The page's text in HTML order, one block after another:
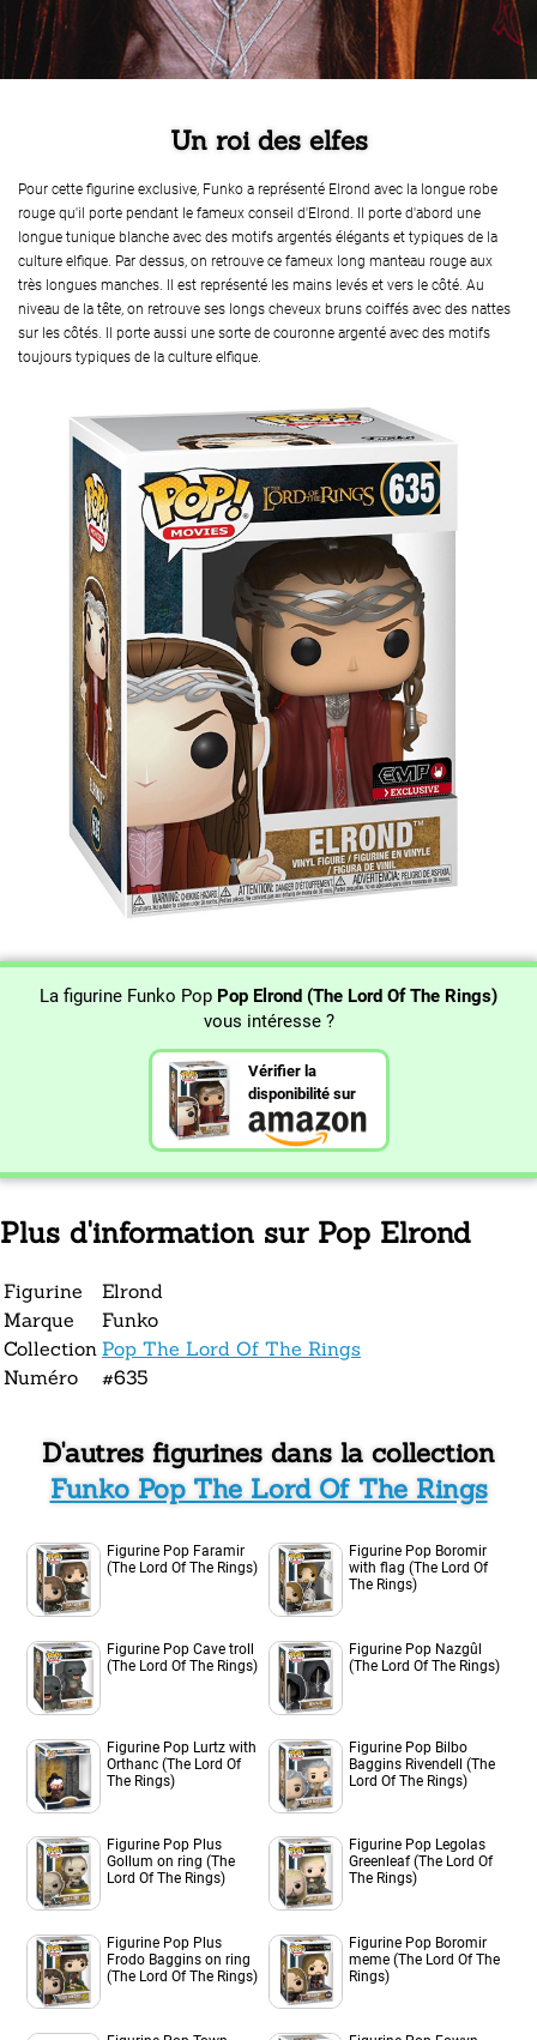
Un roi des elfes
Pour cette figurine exclusive, Funko a représenté Elrond avec la longue robe
rouge qu'il porte pendant le fameux conseil d'Elrond. Il porte d'abord une
longue tunique blanche avec des motifs argentés élégants et typiques de la
culture elfique. Par dessus, on retrouve ce fameux long manteau rouge aux
très longues manches. Il est représenté les mains levés et vers le côté. Au
niveau de la tête, on retrouve ses longs cheveux bruns coiffés avec des nattes
sur les côtés. Il porte aussi une sorte de couronne argenté avec des motifs
toujours typiques de la culture elfique.
La figurine Funko Pop Pop Elrond (The Lord Of The Rings)
vous intéresse ?
Vérifier la
disponibilité sur
Plus d'information sur Pop Elrond
Figurine
Elrond
Marque
Funko
Collection Pop The Lord Of The Rings
Numéro
#635
D'autres figurines dans la collection
Funko Pop The Lord Of The Rings
Figurine Pop Faramir
(The Lord Of The Rings)
Figurine Pop Boromir
with flag (The Lord Of
The Rings)
Figurine Pop Cave troll
(The Lord Of The Rings)
Figurine Pop Nazgûl
(The Lord Of The Rings)
Figurine Pop Lurtz with
Orthanc (The Lord Of
The Rings)
Figurine Pop Bilbo
Baggins Rivendell (The
Lord Of The Rings)
Figurine Pop Plus
Gollum on ring (The
Lord Of The Rings)
Figurine Pop Legolas
Greenleaf (The Lord Of
The Rings)
Figurine Pop Plus
Frodo Baggins on ring
(The Lord Of The Rings)
Figurine Pop Boromir
meme (The Lord Of The
Rings)